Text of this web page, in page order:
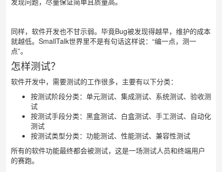
同样，软件开发也不甘示弱。毕竟Bug被发现得越早，维护的成本
就越低。SmallTalk世界里不是有句话这样说：“编一点，测一
点”。
怎样测试？
软件开发中，需要测试的工作很多，主要有以下分类：
按测试阶段分类：单元测试、集成测试、系统测试、验收测
试
按测试手段分类：黑盒测试、白盒测试、手工测试、自动化
测试
按测试类型分类：功能测试、性能测试、兼容性测试
所有的软件功能最终都会被测试，这是一场测试人员和终端用户
的赛跑。